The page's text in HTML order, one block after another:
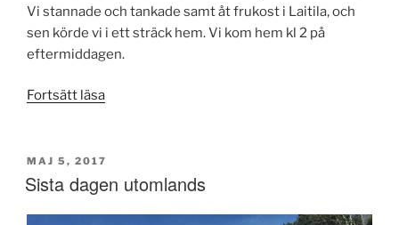
Vi stannade och tankade samt åt frukost i Laitila, och
sen körde vi i ett sträck hem. Vi kom hem kl 2 på
eftermiddagen.
Fortsätt läsa”…
again”
PUBLICERAT
MAJ 5, 2017
Sista dagen utomlands